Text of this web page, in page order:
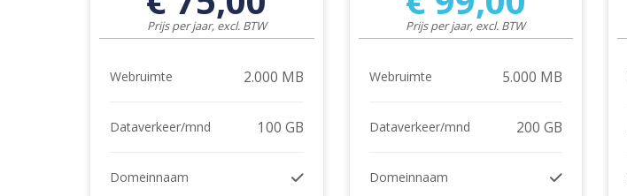
Prijs per jaar, excl. BTW
Webruimte 2.000 MB
Dataverkeer/mnd 100 GB
Domeinnaam
Prijs per jaar, excl. BTW
Webruimte 5.000 MB
Dataverkeer/mnd 200 GB
Domeinnaam